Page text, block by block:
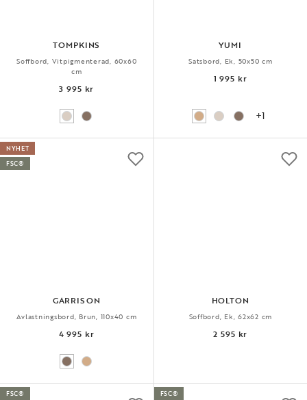
TOMPKINS
Soffbord, Vitpigmenterad, 60x60
cm
3 995 kr
YUMI
Satsbord, Ek, 50x50 cm
1 995 kr
+1
GARRISON
Avlastningsbord, Brun, 110x40 cm
4 995 kr
NYHET
FSC®
HOLTON
Soffbord, Ek, 62x62 cm
2 595 kr
FSC® FSC®